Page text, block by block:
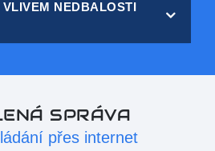
NEDBALOSTI
SPRÁVA
přes internet